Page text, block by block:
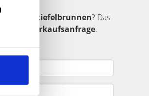
Stiefelbrunnen? Das
Ihre Verkaufsanfrage.